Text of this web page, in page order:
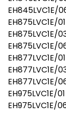
EH845LVC1E/
EH875LVC1E/01
EH875LVC1E/
EH875LVC1E/
EH877LVC1E/01
EH877LVC1E/
EH877LVC1E/
EH975LVC1E/01
EH975LVC1E/